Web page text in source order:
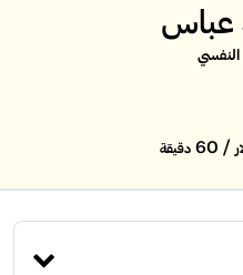
عباس
/ 60 دقيقة